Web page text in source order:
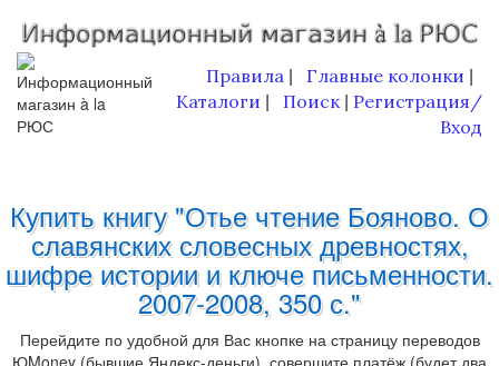
Правила Главные колонки
Каталоги Поиск
Регистрация/
Вход
Купить книгу "Отье чтение Бояново. О
славянских словесных древностях,
шифре истории и ключе письменности.
2007-2008, 350 с."
Перейдите по удобной для Вас кнопке на страницу переводов
ЮMoney (бывшие Яндекс-деньги), совершите платёж (будет два